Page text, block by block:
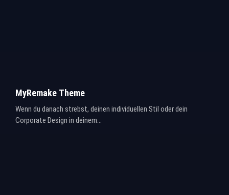
MyRemake Theme
Wenn du danach strebst, deinen individuellen Stil oder dein
Corporate Design in deinem...